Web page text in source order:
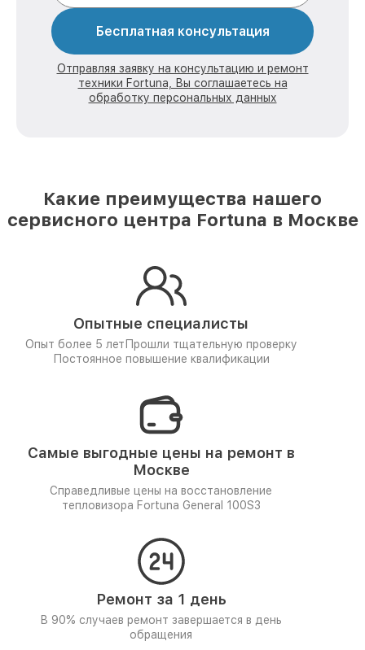
Бесплатная консультация
Отправляя заявку на консультацию и ремонт
техники Fortuna, Вы соглашаетесь на
обработку персональных данных
Какие преимущества нашего
сервисного центра Fortuna в Москве
Опытные специалисты
Опыт более 5 лет Прошли тщательную проверку
Постоянное повышение квалификации
Самые выгодные цены на ремонт в
Москве
Справедливые цены на восстановление
тепловизора Fortuna General 100S3
Ремонт за 1 день
В 90% случаев ремонт завершается в день
обращения